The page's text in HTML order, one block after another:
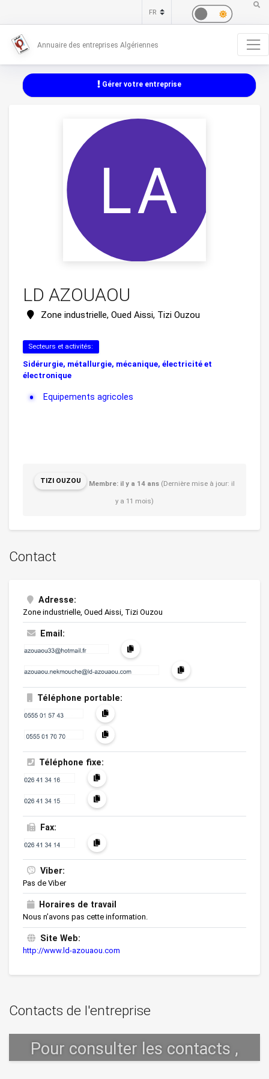
Annuaire des entreprises Algériennes
Gérer votre entreprise
LD AZOUAOU
Zone industrielle, Oued Aissi, Tizi Ouzou
Secteurs et activités:
Sidérurgie, métallurgie, mécanique, électricité et
électronique
Equipements agricoles
TIZI OUZOU Membre: il y a 14 ans (Dernière mise à jour: il
y a 11 mois)
Contact
Adresse:
Zone industrielle, Oued Aissi, Tizi Ouzou
Email:
Téléphone portable:
Téléphone fixe:
Fax:
Viber:
Pas de Viber
Horaires de travail
Nous n’avons pas cette information.
Site Web:
http://www.ld-azouaou.com
Contacts de l'entreprise